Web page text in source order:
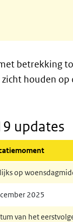
betrekking
houden op
updates
op
2025
van het